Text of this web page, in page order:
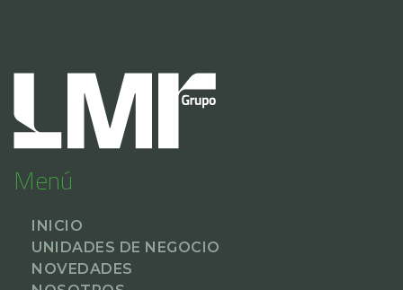
Menú
INICIO
UNIDADES DE NEGOCIO
NOVEDADES